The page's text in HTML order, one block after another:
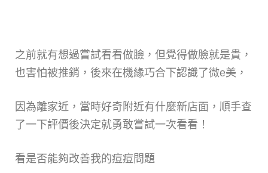
之前就有想過嘗試看看做臉，但覺得做臉就是貴，
也害怕被推銷，後來在機緣巧合下認識了微e美，
因為離家近，當時好奇附近有什麼新店面，順手查
了一下評價後決定就勇敢嘗試一次看看！
看是否能夠改善我的痘痘問題